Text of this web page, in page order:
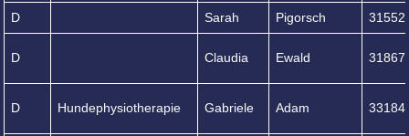
D Sarah Pigorsch 31552
D Claudia Ewald 31867
D Hundephysiotherapie Gabriele Adam 33184